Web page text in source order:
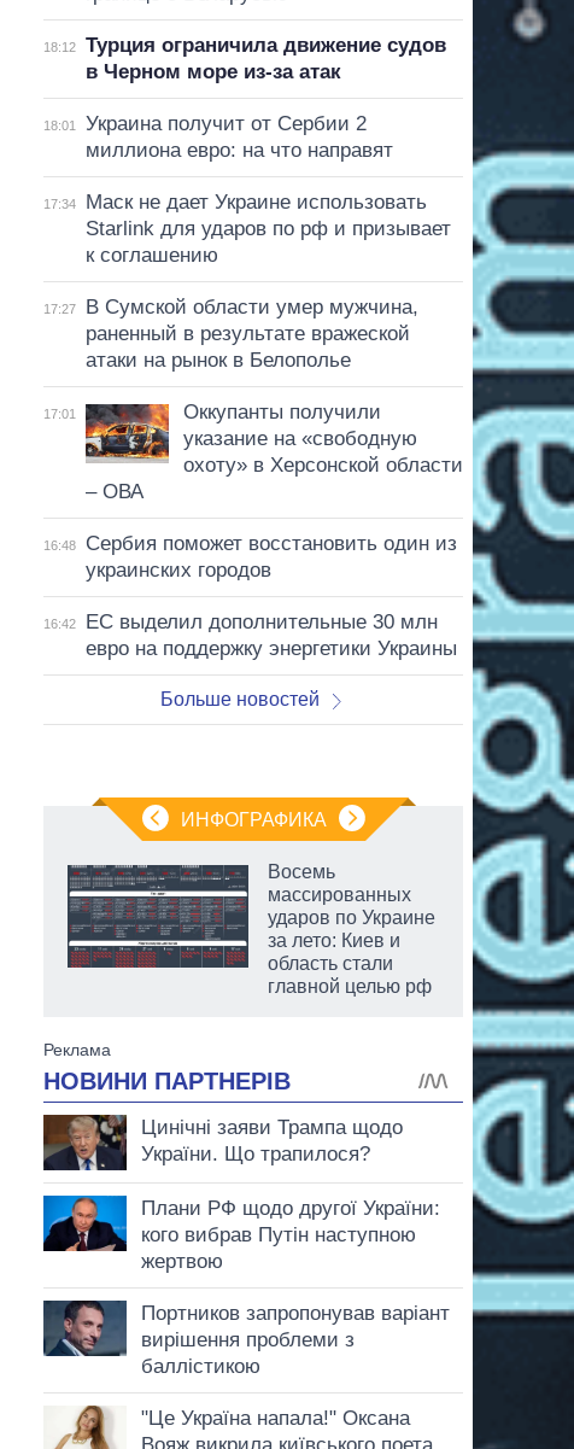
18:12
Турция ограничила движение судов
в Черном море из-за атак
18:01
Украина получит от Сербии 2
миллиона евро: на что направят
17:34
Маск не дает Украине использовать
Starlink для ударов по рф и призывает
к соглашению
17:27
В Сумской области умер мужчина,
раненный в результате вражеской
атаки на рынок в Белополье
17:01
Оккупанты получили
указание на «свободную
охоту» в Херсонской области
– ОВА
16:48
Сербия поможет восстановить один из
украинских городов
16:42
ЕС выделил дополнительные 30 млн
евро на поддержку энергетики Украины
Больше новостей
ИНФОГРАФИКА
Восемь
массированных
ударов по Украине
за лето: Киев и
область стали
главной целью рф